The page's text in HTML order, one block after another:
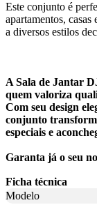
Este conjunto é
apartamentos,
a diversos estilos
A Sala de Jantar
quem valoriza
Com seu design
conjunto
especiais e
Garanta já o seu
Ficha técnica
Modelo